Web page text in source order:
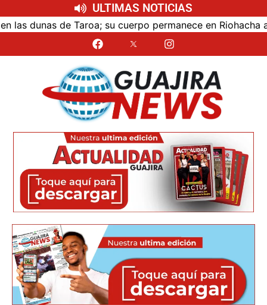
ULTIMAS NOTICIAS
de Taroa; su cuerpo permanece en Riohacha a la